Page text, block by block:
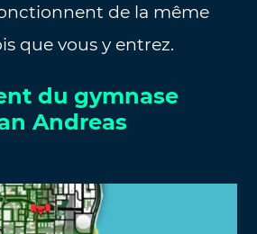
de la même
que vous y entrez.
du gymnase
Andreas